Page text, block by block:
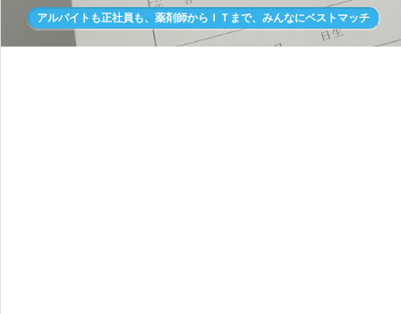
アルバイトも正社員も、薬剤師からＩＴまで、みんなにベストマッチ